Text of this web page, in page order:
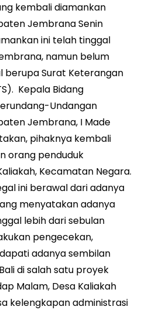
kembali diamankan
Jembrana Senin
ini telah tinggal
namun belum
berupa Surat Keterangan
Kepala Bidang
Undangan
Jembrana, I Made
pihaknya kembali
orang penduduk
Kecamatan Negara.
ini berawal dari adanya
menyatakan adanya
lebih dari sebulan
pengecekan,
adanya sembilan
di salah satu proyek
Malam, Desa Kaliakah
kelengkapan administrasi